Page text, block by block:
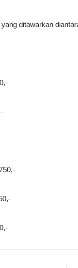
ditawarkan